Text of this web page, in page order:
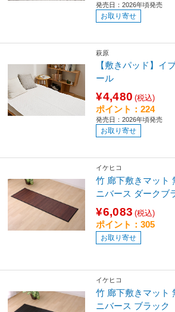
発売日：2026年頃発売
お取り寄せ
萩原
【敷きパッド】イ
ール
¥4,480 (税込)
ポイント：224
発売日：2026年頃発売
お取り寄せ
イケヒコ
竹 廊下敷きマット
ニバース ダークブ
¥6,083 (税込)
ポイント：305
お取り寄せ
イケヒコ
竹 廊下敷きマット
ニバース ブラック